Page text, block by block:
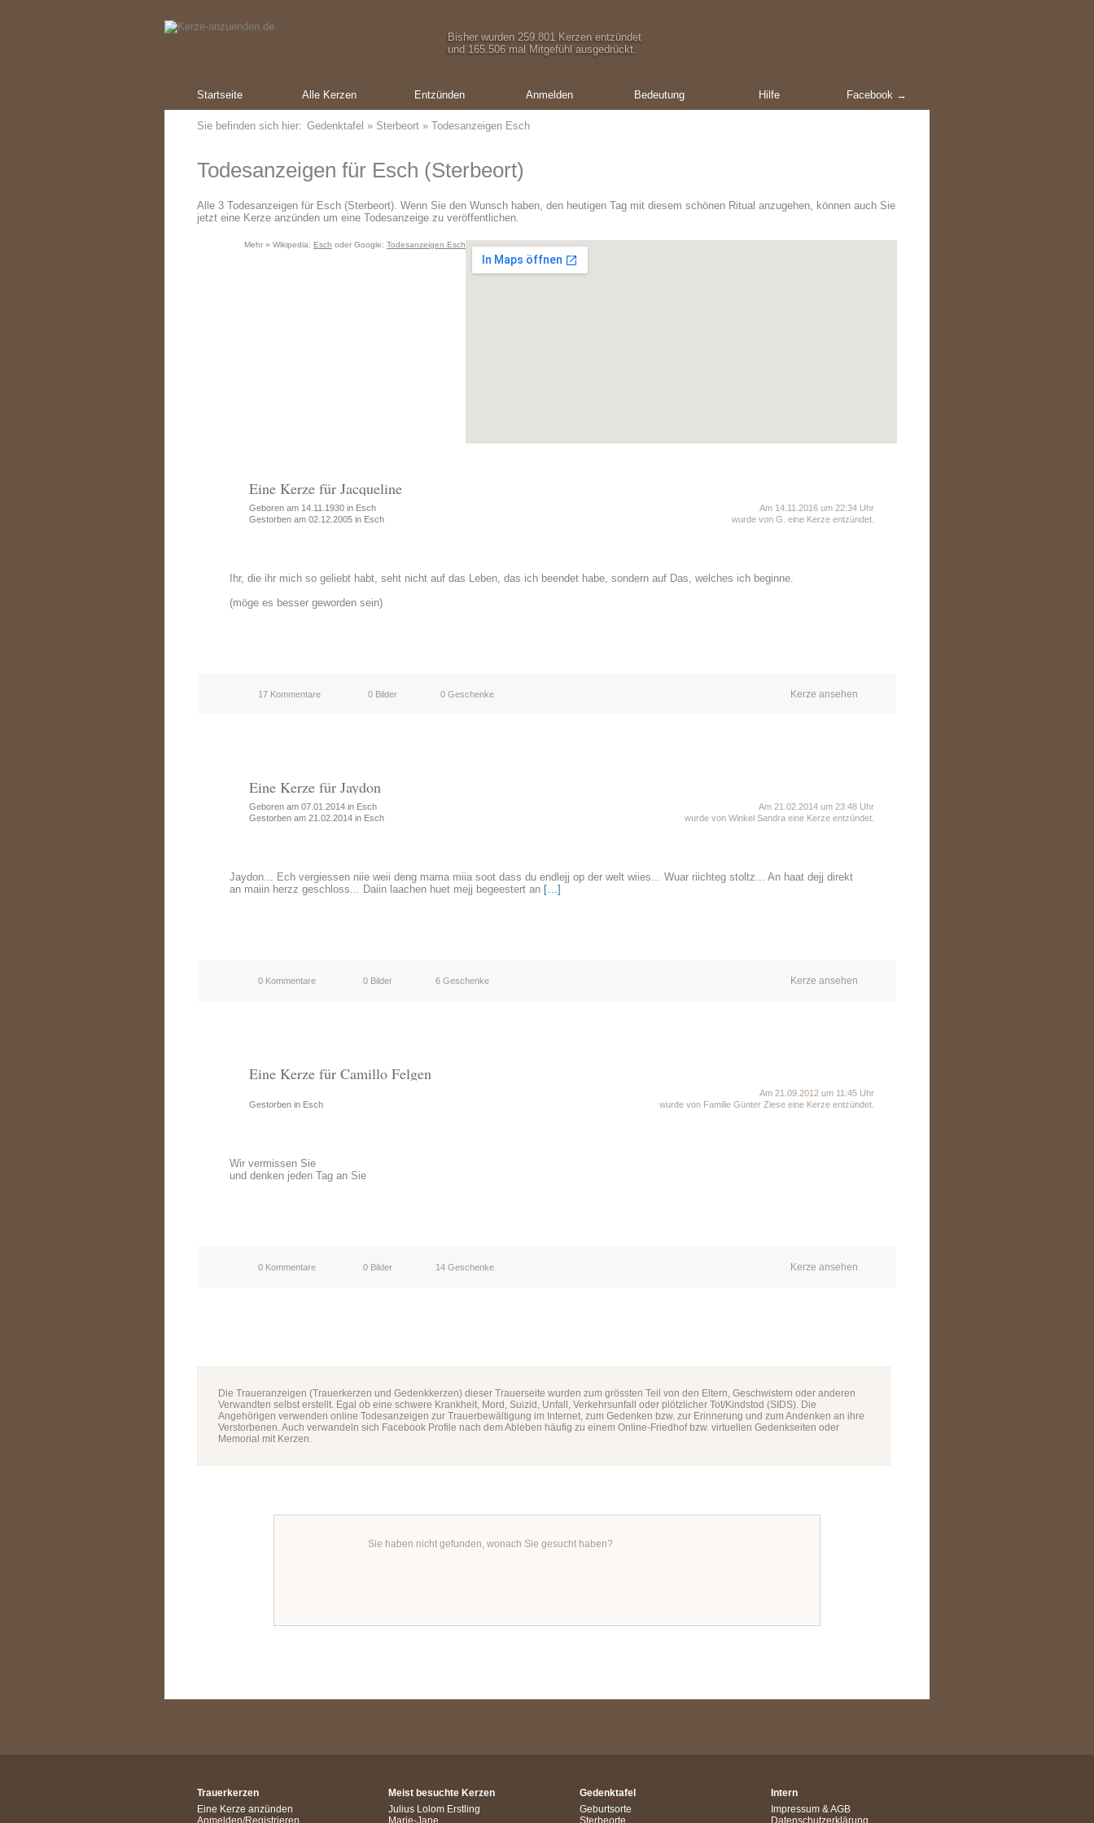
Bisher wurden 259.801 Kerzen entzündet
und 165.506 mal Mitgefühl ausgedrückt.
Startseite Alle Kerzen Entzünden Anmelden Bedeutung Hilfe Facebook →
Sie befinden sich hier: Gedenktafel » Sterbeort » Todesanzeigen Esch
Todesanzeigen für Esch (Sterbeort)
Alle 3 Todesanzeigen für Esch (Sterbeort). Wenn Sie den Wunsch haben, den heutigen Tag mit diesem schönen Ritual anzugehen, können auch Sie
jetzt eine Kerze anzünden um eine Todesanzeige zu veröffentlichen.
Mehr » Wikipedia: Esch oder Google: Todesanzeigen Esch
Eine Kerze für Jacqueline
Geboren am 14.11.1930 in Esch
Gestorben am 02.12.2005 in Esch
Am 14.11.2016 um 22:34 Uhr
wurde von G. eine Kerze entzündet.
Ihr, die ihr mich so geliebt habt, seht nicht auf das Leben, das ich beendet habe, sondern auf Das, welches ich beginne.
(möge es besser geworden sein)
17 Kommentare 0 Bilder 0 Geschenke Kerze ansehen
Eine Kerze für Jaydon
Geboren am 07.01.2014 in Esch
Gestorben am 21.02.2014 in Esch
Am 21.02.2014 um 23:48 Uhr
wurde von Winkel Sandra eine Kerze entzündet.
Jaydon... Ech vergiessen niie weii deng mama miia soot dass du endlejj op der welt wiies... Wuar riichteg stoltz... An haat dejj direkt
an maiin herzz geschloss... Daiin laachen huet mejj begeestert an […]
0 Kommentare 0 Bilder 6 Geschenke Kerze ansehen
Eine Kerze für Camillo Felgen
Gestorben in Esch
Am 21.09.2012 um 11:45 Uhr
wurde von Familie Günter Ziese eine Kerze entzündet.
Wir vermissen Sie
und denken jeden Tag an Sie
0 Kommentare 0 Bilder 14 Geschenke Kerze ansehen
Die Traueranzeigen (Trauerkerzen und Gedenkkerzen) dieser Trauerseite wurden zum grössten Teil von den Eltern, Geschwistern oder anderen
Verwandten selbst erstellt. Egal ob eine schwere Krankheit, Mord, Suizid, Unfall, Verkehrsunfall oder plötzlicher Tot/Kindstod (SIDS). Die
Angehörigen verwenden online Todesanzeigen zur Trauerbewältigung im Internet, zum Gedenken bzw. zur Erinnerung und zum Andenken an ihre
Verstorbenen. Auch verwandeln sich Facebook Profile nach dem Ableben häufig zu einem Online-Friedhof bzw. virtuellen Gedenkseiten oder
Memorial mit Kerzen.
Sie haben nicht gefunden, wonach Sie gesucht haben?
Trauerkerzen
Eine Kerze anzünden
Anmelden/Registrieren
Meist besuchte Kerzen
Julius Lolom Erstling
Marie-Jane
Gedenktafel
Geburtsorte
Sterbeorte
Intern
Impressum &AGB
Datenschutzerklärung